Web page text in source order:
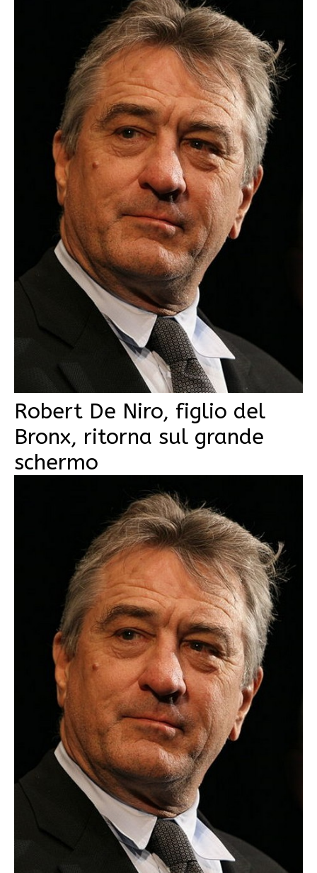
Robert De Niro, figlio del
Bronx, ritorna sul grande
schermo